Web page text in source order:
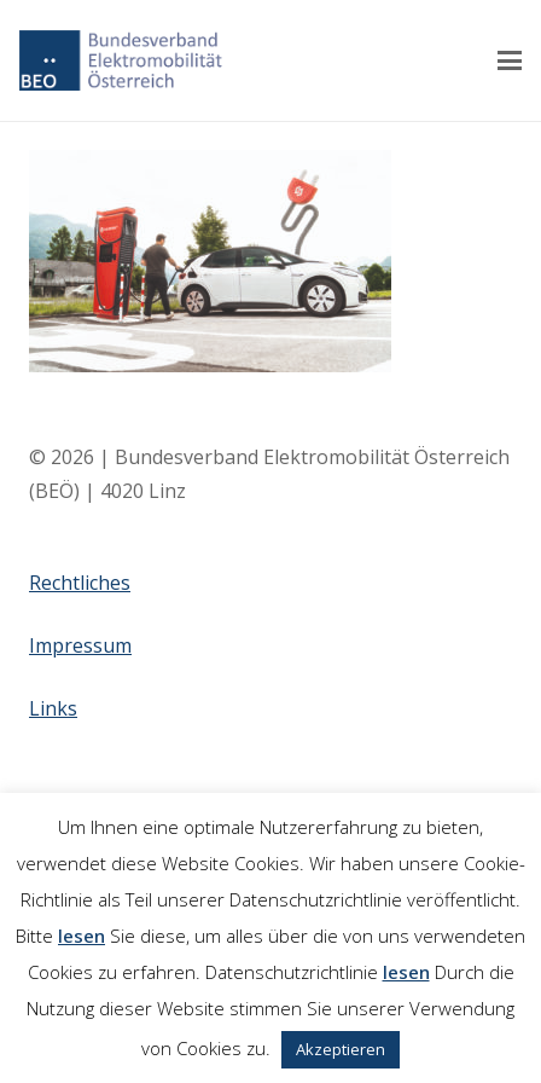
© 2026 | Bundesverband Elektromobilität Österreich
(BEÖ) | 4020 Linz
Rechtliches
Impressum
Links
Um Ihnen eine optimale Nutzererfahrung zu bieten,
verwendet diese Website Cookies. Wir haben unsere Cookie-
Richtlinie als Teil unserer Datenschutzrichtlinie veröffentlicht.
Bitte lesen Sie diese, um alles über die von uns verwendeten
Cookies zu erfahren. Datenschutzrichtlinie lesen Durch die
Nutzung dieser Website stimmen Sie unserer Verwendung
von Cookies zu.
Akzeptieren